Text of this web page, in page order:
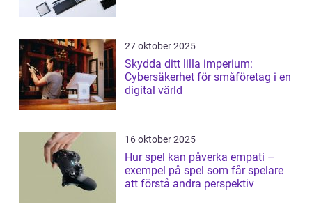
27 oktober 2025
Skydda ditt lilla imperium:
Cybersäkerhet för småföretag i en
digital värld
16 oktober 2025
Hur spel kan påverka empati –
exempel på spel som får spelare
att förstå andra perspektiv